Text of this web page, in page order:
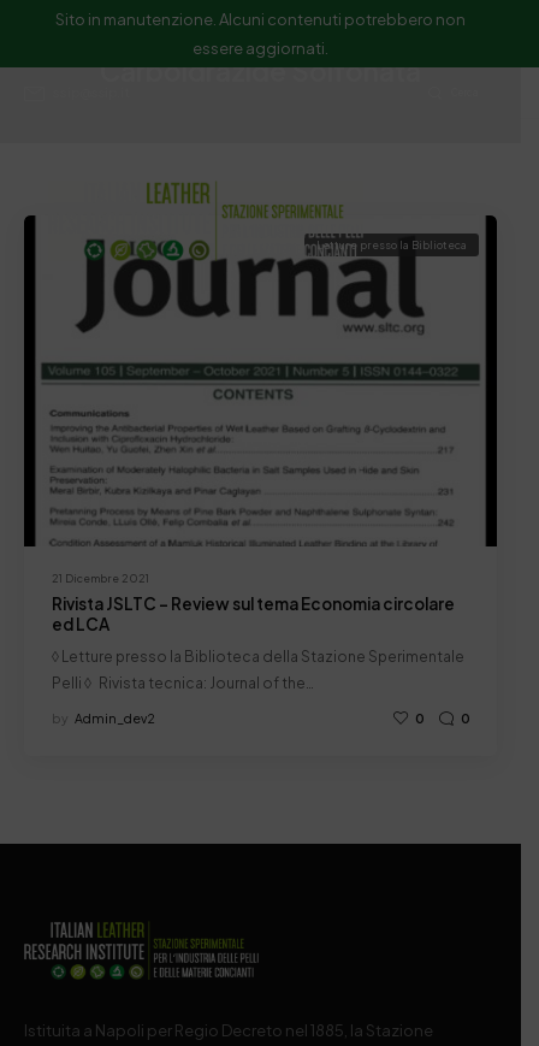
Sito in manutenzione. Alcuni contenuti potrebbero non
essere aggiornati.
Carboidrazide Solfonata
21 Dicembre 2021
Letture presso la Biblioteca
Rivista JSLTC – Review sul tema Economia circolare
ed LCA
◊ Letture presso la Biblioteca della Stazione Sperimentale
Pelli ◊ Rivista tecnica: Journal of the…
by Admin_dev2 0 0
Istituita a Napoli per Regio Decreto nel 1885, la Stazione